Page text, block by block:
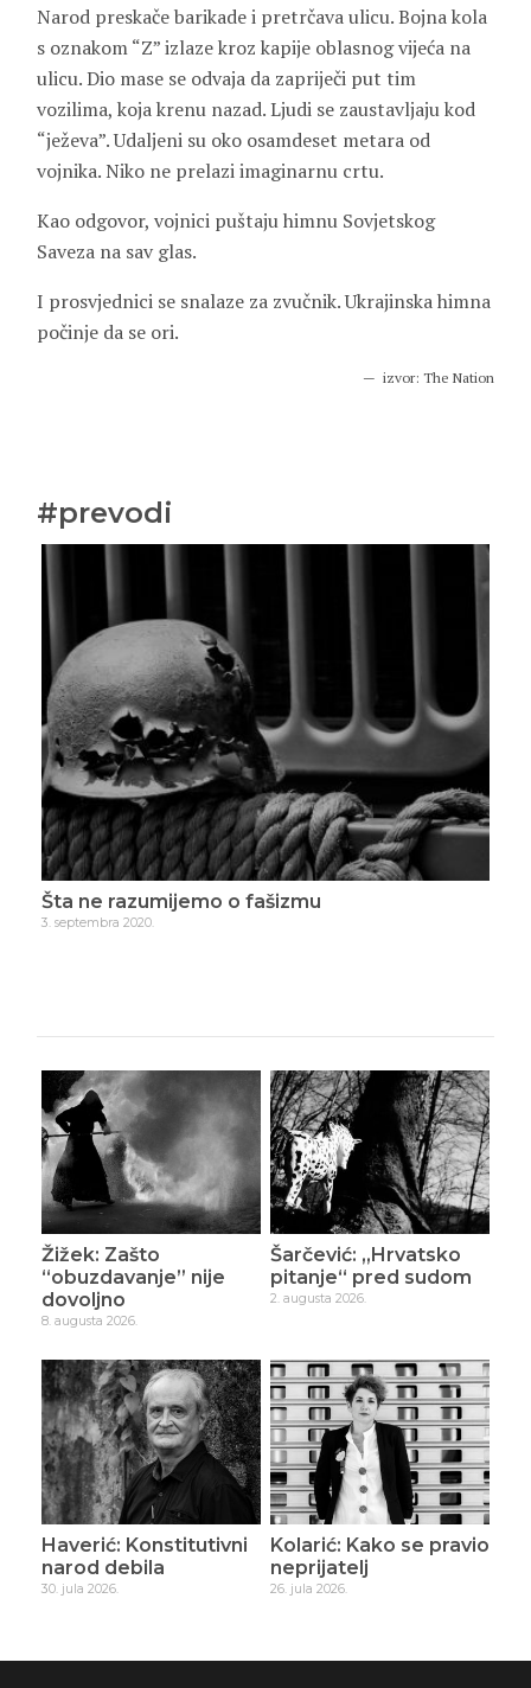
Narod preskače barikade i pretrčava ulicu. Bojna kola
s oznakom “Z” izlaze kroz kapije oblasnog vijeća na
ulicu. Dio mase se odvaja da zapriječi put tim
vozilima, koja krenu nazad. Ljudi se zaustavljaju kod
“ježeva”. Udaljeni su oko osamdeset metara od
vojnika. Niko ne prelazi imaginarnu crtu.
Kao odgovor, vojnici puštaju himnu Sovjetskog
Saveza na sav glas.
I prosvjednici se snalaze za zvučnik. Ukrajinska himna
počinje da se ori.
izvor: The Nation
#prevodi
Šta ne razumijemo o fašizmu
3. septembra 2020.
Žižek: Zašto
“obuzdavanje” nije
dovoljno
8. augusta 2026.
Šarčević: „Hrvatsko
pitanje“ pred sudom
2. augusta 2026.
Haverić: Konstitutivni
narod debila
30. jula 2026.
Kolarić: Kako se pravio
neprijatelj
26. jula 2026.